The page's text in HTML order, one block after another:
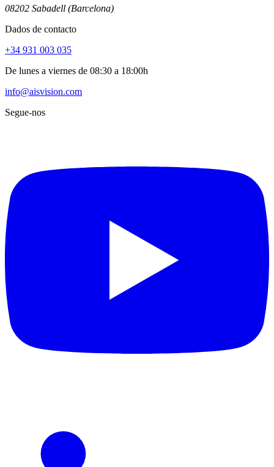
08202 Sabadell (Barcelona)
Dados de contacto
+34 931 003 035
De lunes a viernes de 08:30 a 18:00h
info@aisvision.com
Segue-nos